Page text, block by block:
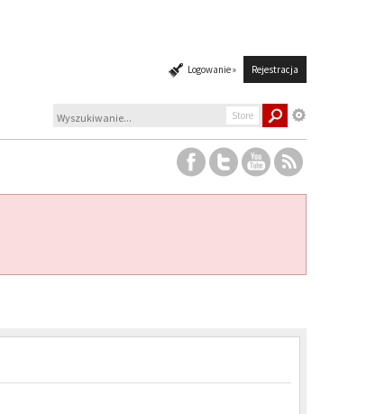
Logowanie » Rejestracja
Store